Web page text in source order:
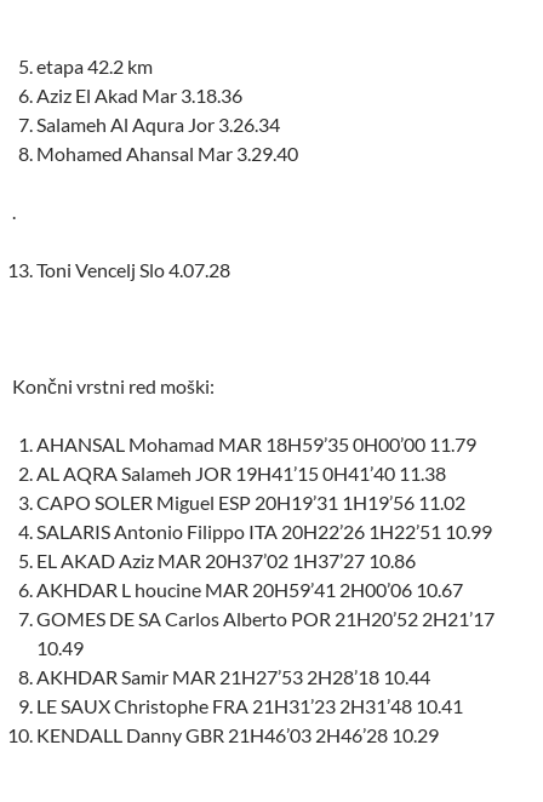
etapa 42.2 km
Aziz El Akad Mar 3.18.36
Salameh Al Aqura Jor 3.26.34
Mohamed Ahansal Mar 3.29.40
.
Toni Vencelj Slo 4.07.28
Končni vrstni red moški:
AHANSAL Mohamad MAR 18H59’35 0H00’00 11.79
AL AQRA Salameh JOR 19H41’15 0H41’40 11.38
CAPO SOLER Miguel ESP 20H19’31 1H19’56 11.02
SALARIS Antonio Filippo ITA 20H22’26 1H22’51 10.99
EL AKAD Aziz MAR 20H37’02 1H37’27 10.86
AKHDAR L houcine MAR 20H59’41 2H00’06 10.67
GOMES DE SA Carlos Alberto POR 21H20’52 2H21’17
10.49
AKHDAR Samir MAR 21H27’53 2H28’18 10.44
LE SAUX Christophe FRA 21H31’23 2H31’48 10.41
KENDALL Danny GBR 21H46’03 2H46’28 10.29